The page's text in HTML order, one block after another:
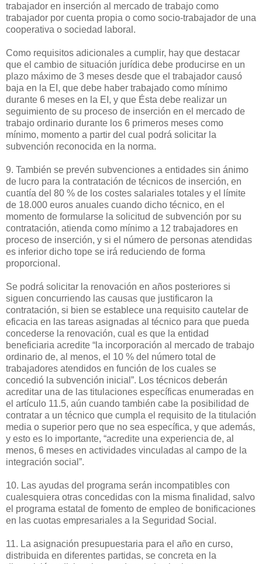
trabajador en inserción al mercado de trabajo como
trabajador por cuenta propia o como socio-trabajador de una
cooperativa o sociedad laboral.
Como requisitos adicionales a cumplir, hay que destacar
que el cambio de situación jurídica debe producirse en un
plazo máximo de 3 meses desde que el trabajador causó
baja en la EI, que debe haber trabajado como mínimo
durante 6 meses en la EI, y que Ésta debe realizar un
seguimiento de su proceso de inserción en el mercado de
trabajo ordinario durante los 6 primeros meses como
mínimo, momento a partir del cual podrá solicitar la
subvención reconocida en la norma.
9. También se prevén subvenciones a entidades sin ánimo
de lucro para la contratación de técnicos de inserción, en
cuantía del 80 % de los costes salariales totales y el límite
de 18.000 euros anuales cuando dicho técnico, en el
momento de formularse la solicitud de subvención por su
contratación, atienda como mínimo a 12 trabajadores en
proceso de inserción, y si el número de personas atendidas
es inferior dicho tope se irá reduciendo de forma
proporcional.
Se podrá solicitar la renovación en años posteriores si
siguen concurriendo las causas que justificaron la
contratación, si bien se establece una requisito cautelar de
eficacia en las tareas asignadas al técnico para que pueda
concederse la renovación, cual es que la entidad
beneficiaria acredite “la incorporación al mercado de trabajo
ordinario de, al menos, el 10 % del número total de
trabajadores atendidos en función de los cuales se
concedió la subvención inicial”. Los técnicos deberán
acreditar una de las titulaciones específicas enumeradas en
el artículo 11.5, aún cuando también cabe la posibilidad de
contratar a un técnico que cumpla el requisito de la titulación
media o superior pero que no sea específica, y que además,
y esto es lo importante, “acredite una experiencia de, al
menos, 6 meses en actividades vinculadas al campo de la
integración social”.
10. Las ayudas del programa serán incompatibles con
cualesquiera otras concedidas con la misma finalidad, salvo
el programa estatal de fomento de empleo de bonificaciones
en las cuotas empresariales a la Seguridad Social.
11. La asignación presupuestaria para el año en curso,
distribuida en diferentes partidas, se concreta en la